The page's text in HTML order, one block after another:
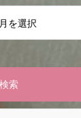
月を選択
検索